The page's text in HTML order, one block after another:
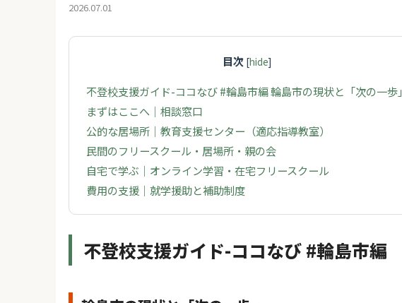
2026.07.01
目次 [hide]
不登校支援ガイド-ココなび #輪島市編 輪島市の現状と「次の一歩」
まずはここへ｜相談窓口
公的な居場所｜教育支援センター（適応指導教室）
民間のフリースクール・居場所・親の会
自宅で学ぶ｜オンライン学習・在宅フリースクール
費用の支援｜就学援助と補助制度
不登校支援ガイド-ココなび #輪島市編